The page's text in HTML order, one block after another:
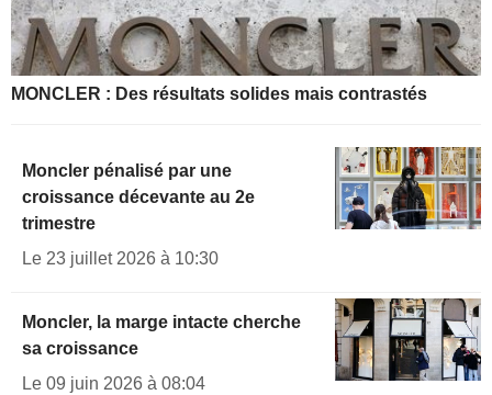
MONCLER : Des résultats solides mais contrastés
Moncler pénalisé par une
croissance décevante au 2e
trimestre
Le 23 juillet 2026 à 10:30
Moncler, la marge intacte cherche
sa croissance
Le 09 juin 2026 à 08:04